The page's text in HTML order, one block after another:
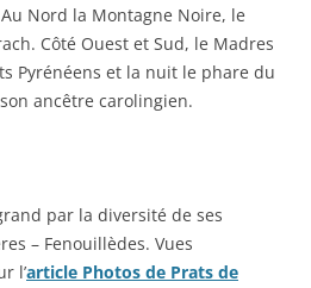
Nord la Montagne Noire, le
Côté Ouest et Sud, le Madres
Pyrénéens et la nuit le phare du
ancêtre carolingien.
par la diversité de ses
– Fenouillèdes. Vues
l’article Photos de Prats de